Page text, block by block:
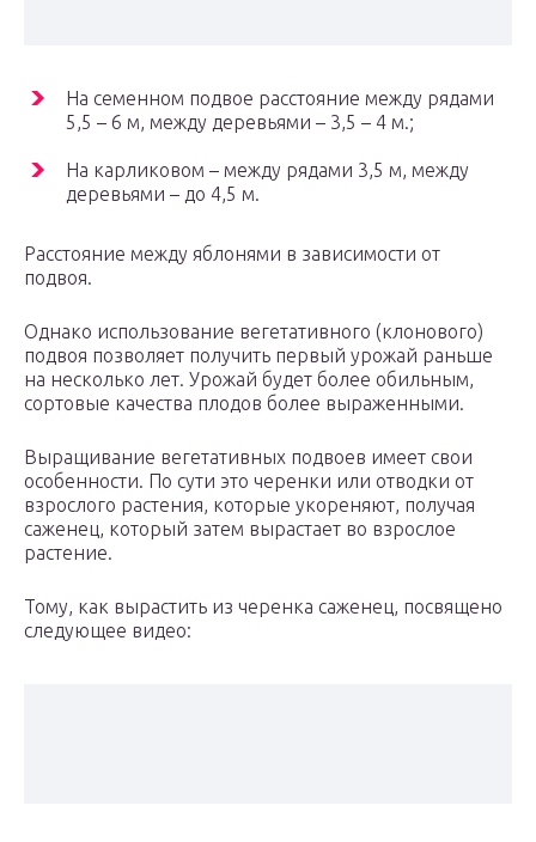
На семенном подвое расстояние между рядами
5,5 – 6 м, между деревьями – 3,5 – 4 м.;
На карликовом – между рядами 3,5 м, между
деревьями – до 4,5 м.
Расстояние между яблонями в зависимости от
подвоя.
Однако использование вегетативного (клонового)
подвоя позволяет получить первый урожай раньше
на несколько лет. Урожай будет более обильным,
сортовые качества плодов более выраженными.
Выращивание вегетативных подвоев имеет свои
особенности. По сути это черенки или отводки от
взрослого растения, которые укореняют, получая
саженец, который затем вырастает во взрослое
растение.
Тому, как вырастить из черенка саженец, посвящено
следующее видео: